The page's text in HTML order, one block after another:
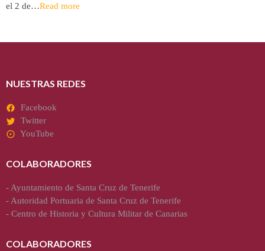
el 2 de…Read more
NUESTRAS REDES
Facebook
Twitter
YouTube
COLABORADORES
- Ayuntamiento de Santa Cruz de Tenerife
- Autoridad Portuaria de Santa Cruz de Tenerife
- Centro de Historia y Cultura Militar de Canarias
COLABORADORES